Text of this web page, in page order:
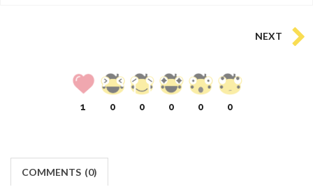
NEXT
1 0 0 0 0 0
COMMENTS (0)